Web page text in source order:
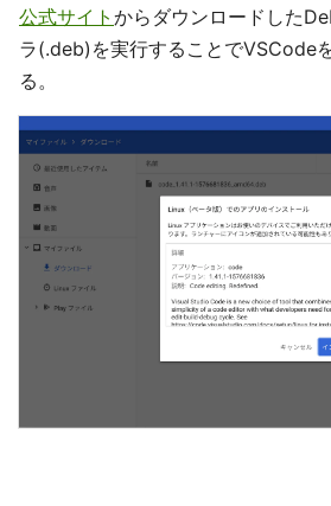
公式サイト からダウンロードした
ラ(.deb)を実行することでVSCode
る。